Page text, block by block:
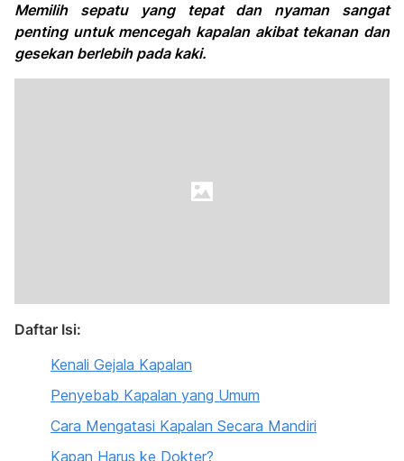
Memilih sepatu yang tepat dan nyaman sangat
penting untuk mencegah kapalan akibat tekanan dan
gesekan berlebih pada kaki.
Daftar Isi:
Kenali Gejala Kapalan
Penyebab Kapalan yang Umum
Cara Mengatasi Kapalan Secara Mandiri
Kapan Harus ke Dokter?